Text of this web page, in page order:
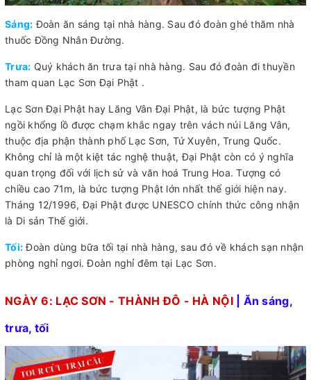
Sáng: Đoàn ăn sáng tại nhà hàng. Sau đó đoàn ghé thăm nhà
thuốc Đồng Nhân Đường.
Trưa: Quý khách ăn trưa tại nhà hàng. Sau đó đoàn đi thuyền
tham quan Lạc Sơn Đại Phật .
Lạc Sơn Đại Phật hay Lăng Vân Đại Phật, là bức tượng Phật
ngồi khổng lồ được chạm khắc ngay trên vách núi Lăng Vân,
thuộc địa phận thành phố Lạc Sơn, Tứ Xuyên, Trung Quốc.
Không chỉ là một kiệt tác nghệ thuật, Đại Phật còn có ý nghĩa
quan trọng đối với lịch sử và văn hoá Trung Hoa. Tượng có
chiều cao 71m, là bức tượng Phật lớn nhất thế giới hiện nay.
Tháng 12/1996, Đại Phật được UNESCO chính thức công nhận
là Di sản Thế giới.
Tối:Đoàn dùng bữa tối tại nhà hàng, sau đó về khách sạn nhận
phòng nghỉ ngơi. Đoàn nghỉ đêm tại Lạc Sơn.
NGÀY 6: LẠC SƠN - THÀNH ĐÔ - HÀ NỘI
| Ăn sáng,
trưa, tối